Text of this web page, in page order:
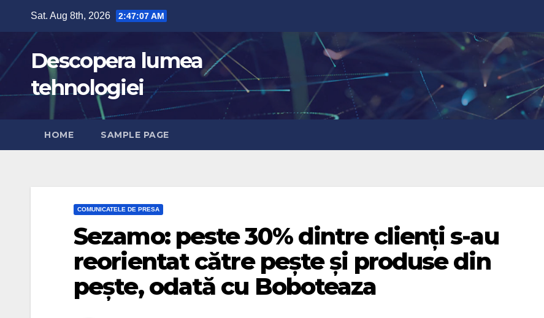
content
Sat. Aug 8th, 2026 2:47:09 AM
Descopera lumea
tehnologiei
HOME SAMPLE PAGE
COMUNICATELE DE PRESA
Sezamo: peste 30% dintre clienți s-au
reorientat către pește și produse din
pește, odată cu Boboteaza